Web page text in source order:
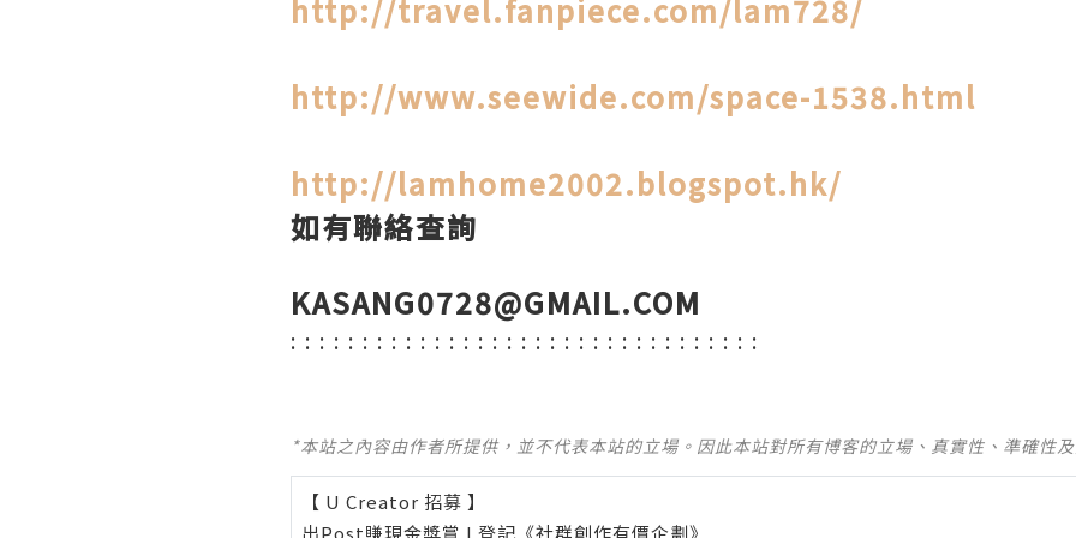
http://travel.fanpiece.com/lam728/
http://www.seewide.com/space-1538.html
http://lamhome2002.blogspot.hk/
如有聯絡查詢
KASANG0728@GMAIL.COM
: : : : : : : : : : : : : : : : : : : : : : : : : : : : : : : : :
*本站之內容由作者所提供，並不代表本站的立場。因此本站對所有博客的立場、真實性、準確性
【 U Creator 招募 】
出Post賺現金獎賞 l 登記《社群創作有價企劃》